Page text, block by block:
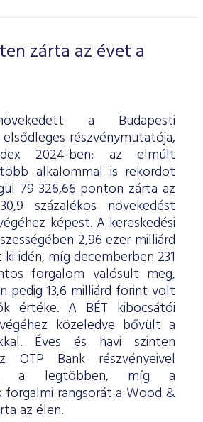
zárta az évet a
a Budapesti
részvénymutatója,
2024-ben: az elmúlt
alkalommal is rekordot
79 326,66 ponton zárta az
százalékos növekedést
képest. A kereskedési
2,96 ezer milliárd
idén, míg decemberben 231
forgalom valósult meg,
pedig 13,6 milliárd forint volt
értéke. A BÉT kibocsátói
közeledve bővült a
Éves és havi szinten
OTP Bank részvényeivel
a legtöbben, míg a
rangsorát a Wood &
az élen.